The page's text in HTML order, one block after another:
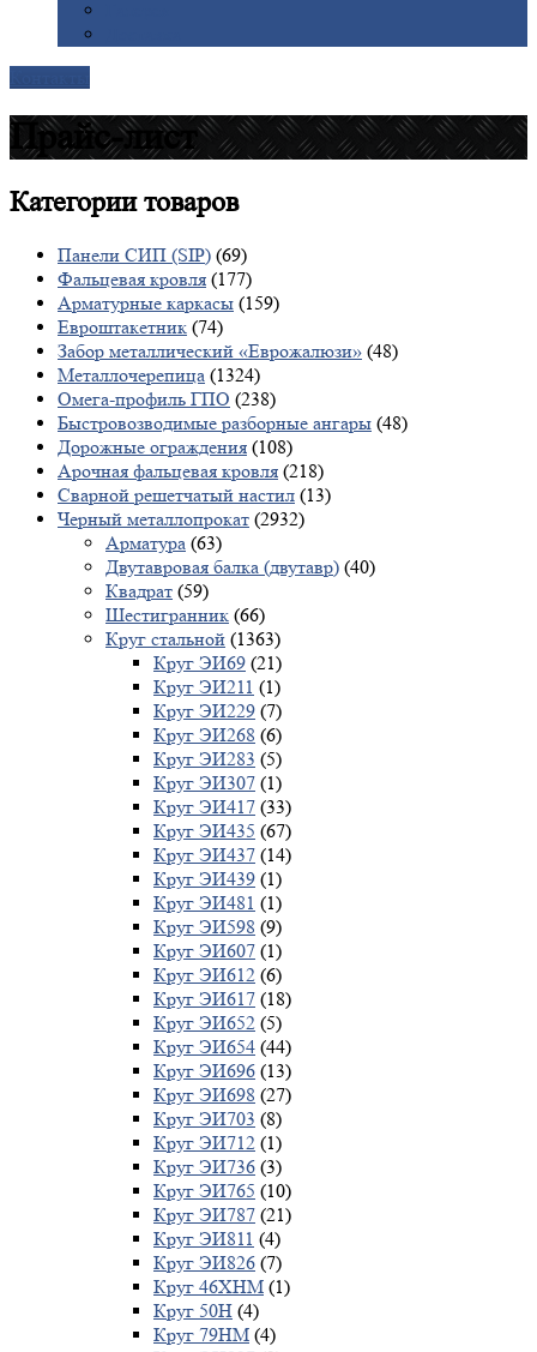
Прайс-лист
Категориитоваров
Панели СИП (SIP) (69)
Фальцевая кровля (177)
Арматурные каркасы (159)
Евроштакетник (74)
Забор металлический «Еврожалюзи» (48)
Металлочерепица (1324)
Омега-профиль ГПО (238)
Быстровозводимые разборные ангары (48)
Дорожные ограждения (108)
Арочная фальцевая кровля (218)
Сварной решетчатый настил (13)
Черный металлопрокат (2932)
Арматура (63)
Двутавровая балка (двутавр) (40)
Квадрат (59)
Шестигранник (66)
Круг стальной (1363)
Круг ЭИ69 (21)
Круг ЭИ211 (1)
Круг ЭИ229 (7)
Круг ЭИ268 (6)
Круг ЭИ283 (5)
Круг ЭИ307 (1)
Круг ЭИ417 (33)
Круг ЭИ435 (67)
Круг ЭИ437 (14)
Круг ЭИ439 (1)
Круг ЭИ481 (1)
Круг ЭИ598 (9)
Круг ЭИ607 (1)
Круг ЭИ612 (6)
Круг ЭИ617 (18)
Круг ЭИ652 (5)
Круг ЭИ654 (44)
Круг ЭИ696 (13)
Круг ЭИ698 (27)
Круг ЭИ703 (8)
Круг ЭИ712 (1)
Круг ЭИ736 (3)
Круг ЭИ765 (10)
Круг ЭИ787 (21)
Круг ЭИ811 (4)
Круг ЭИ826 (7)
Круг 46ХНМ (1)
Круг 50Н (4)
Круг 79НМ (4)